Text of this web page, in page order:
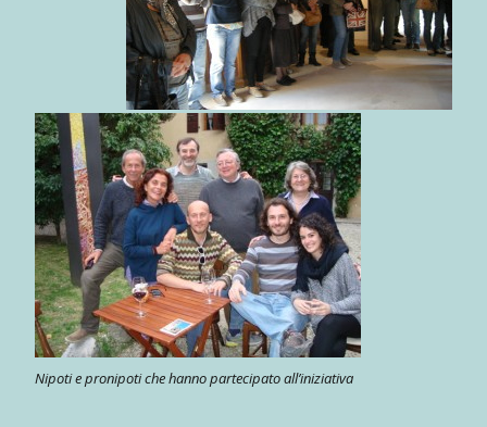
Nipoti e pronipoti che hanno partecipato all’iniziativa